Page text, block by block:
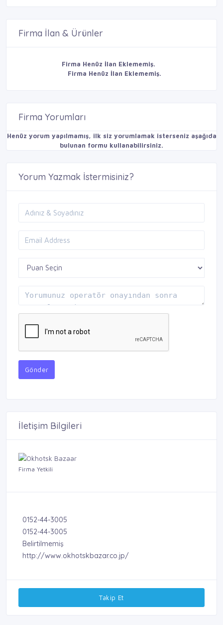
Firma İlan & Ürünler
Firma Henüz İlan Eklememiş.
Firma Henüz İlan Eklememiş.
Firma Yorumları
Henüz yorum yapılmamış, ilk siz yorumlamak isterseniz aşağıda
bulunan formu kullanabilirsiniz.
Yorum Yazmak İstermisiniz?
Gönder
İletişim Bilgileri
Firma Yetkili
0152-44-3005
0152-44-3005
Belirtilmemiş
http://www.okhotskbazar.co.jp/
Takip Et